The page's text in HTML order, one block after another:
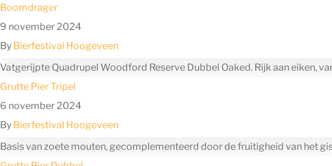
Boomdrager
9 november 2024
By Bierfestival Hoogeveen
Vatgerijpte Quadrupel Woodford Reserve Dubbel Oaked. Rijk aan eiken,
Grutte Pier Tripel
6 november 2024
By Bierfestival Hoogeveen
Basis van zoete mouten, gecomplementeerd door de fruitigheid van het